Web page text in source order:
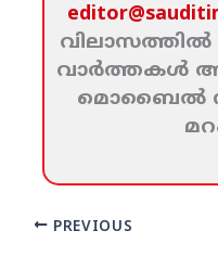
വാര്‍ത്തകള്‍
മൊബൈല്‍
PREVIOUS